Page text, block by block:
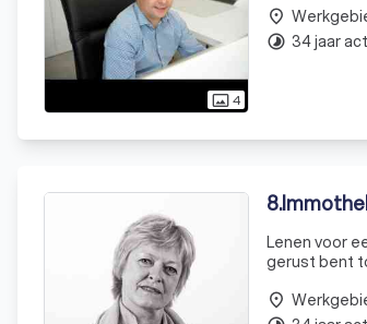
photo_size_select_actual4
place
timelapse 34 jaar
8.
Lenen voor een woning Wij helpen u bij elke stap, met
gerust bent
place